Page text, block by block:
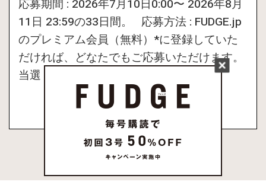
応募期間 : 2026年7月10日0:00〜 2026年8月
11日 23:59の33日間。 応募方法 : FUDGE.jp
のプレミアム会員（無料）*に登録していた
だければ、どなたでもご応募いただけます。
当選 […]
MORE